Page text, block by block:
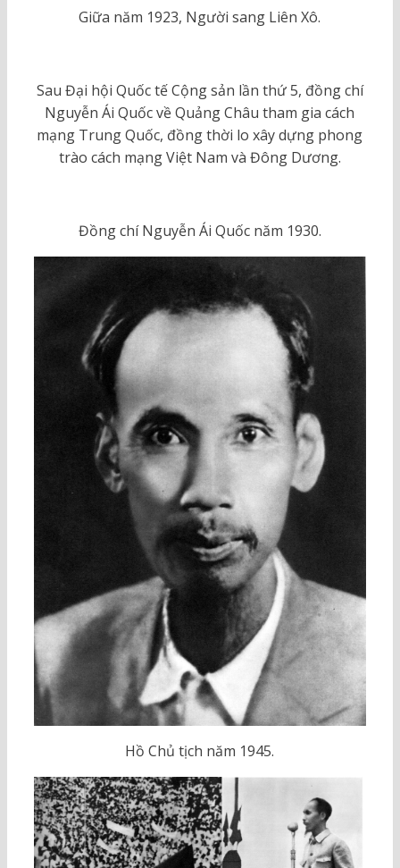
Giữa năm 1923, Người sang Liên Xô.
Sau Đại hội Quốc tế Cộng sản lần thứ 5, đồng chí
Nguyễn Ái Quốc về Quảng Châu tham gia cách
mạng Trung Quốc, đồng thời lo xây dựng phong
trào cách mạng Việt Nam và Đông Dương.
Đồng chí Nguyễn Ái Quốc năm 1930.
Hồ Chủ tịch năm 1945.